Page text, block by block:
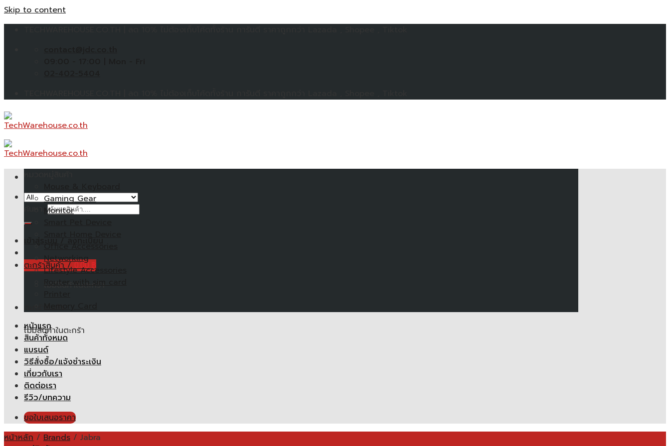
Skip to content
ตะกร้าสินค้า /0.00 ฿
ไม่มีสินค้าในตะกร้า
ไม่มีสินค้าในตะกร้า
Gaming Gear
Monitor
Networking
Lifestyle Accessories
Router with sim card
หน้าแรก
สินค้าทั้งหมด
แบรนด์
วิธีสั่งซื้อ/แจ้งชำระเงิน
เกี่ยวกับเรา
ติดต่อเรา
รีวิว/บทความ
ขอใบเสนอราคา
หน้าหลัก / Brands / Jabra